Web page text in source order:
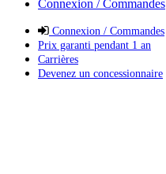
Connexion / Commandes
Connexion / Commandes
Prix garanti pendant 1 an
Carrières
Devenez un concessionnaire